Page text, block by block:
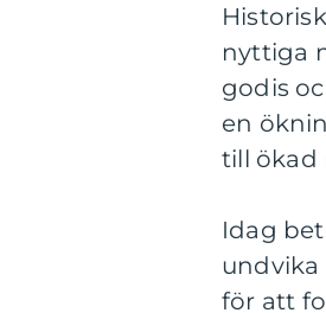
nyttiga
godis
en
till ökad
Idag
för att